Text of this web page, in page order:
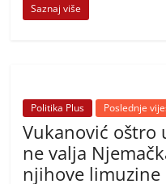
Saznaj više
Politika Plus Poslednje
Vukanović oštro
ne valja
njihove limuzine